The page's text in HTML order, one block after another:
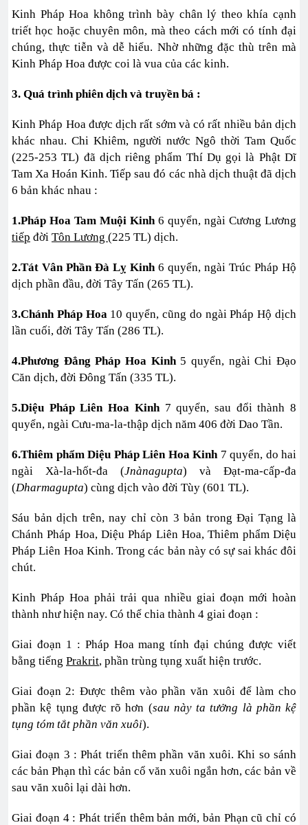
Kinh Pháp Hoa không trình bày chân lý theo khía cạnh
triết học hoặc chuyên môn, mà theo cách mới có tính đại
chúng, thực tiễn và dễ hiểu. Nhờ những đặc thù trên mà
Kinh Pháp Hoa được coi là vua của các kinh.
3. Quá trình phiên dịch và truyền bá :
Kinh Pháp Hoa được dịch rất sớm và có rất nhiều bản dịch
khác nhau. Chi Khiêm, người nước Ngô thời Tam Quốc
(225-253 TL) đã dịch riêng phẩm Thí Dụ gọi là Phật Dĩ
Tam Xa Hoán Kinh. Tiếp sau đó các nhà dịch thuật đã dịch
6 bản khác nhau :
1.Pháp Hoa Tam Muội Kinh6 quyển, ngài Cương Lương
tiếp đời Tôn Lương (225 TL) dịch.
2.Tát Vân Phần Đà Lỵ Kinh6 quyển, ngài Trúc Pháp Hộ
dịch phần đầu, đời Tây Tấn (265 TL).
3.Chánh Pháp Hoa 10 quyển, cũng do ngài Pháp Hộ dịch
lần cuối, đời Tây Tấn (286 TL).
4.Phương Đẳng Pháp Hoa Kinh5 quyển, ngài Chi Đạo
Căn dịch, đời Đông Tấn (335 TL).
5.Diệu Pháp Liên Hoa Kinh7 quyển, sau đổi thành 8
quyển, ngài Cưu-ma-la-thập dịch năm 406 đời Dao Tần.
6.Thiêm phẩm Diệu Pháp Liên Hoa Kinh 7 quyển, do hai
ngài Xà-la-hốt-đa (Jnànagupta) và Đạt-ma-cấp-đa
(Dharmagupta) cùng dịch vào đời Tùy (601 TL).
Sáu bản dịch trên, nay chỉ còn 3 bản trong Đại Tạng là
Chánh Pháp Hoa, Diệu Pháp Liên Hoa, Thiêm phẩm Diệu
Pháp Liên Hoa Kinh. Trong các bản này có sự sai khác đôi
chút.
Kinh Pháp Hoa phải trải qua nhiều giai đoạn mới hoàn
thành như hiện nay. Có thể chia thành 4 giai đoạn :
Giai đoạn 1 : Pháp Hoa mang tính đại chúng được viết
bằng tiếng Prakrit, phần trùng tụng xuất hiện trước.
Giai đoạn 2: Được thêm vào phần văn xuôi để làm cho
phần kệ tụng được rõ hơn (sau này ta tưởng là phần kệ
tụng tóm tắt phần văn xuôi).
Giai đoạn 3 : Phát triển thêm phần văn xuôi. Khi so sánh
các bản Phạn thì các bản cổ văn xuôi ngắn hơn, các bản về
sau văn xuôi lại dài hơn.
Giai đoạn 4 : Phát triển thêm bản mới, bản Phạn cũ chỉ có